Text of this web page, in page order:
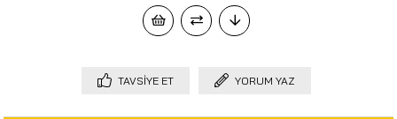
TAVSIYE ET YORUM YAZ